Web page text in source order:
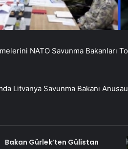
NATO Savunma Bakanları
Litvanya Savunma Bakanı
Bakan Gürlek’ten Gülistan